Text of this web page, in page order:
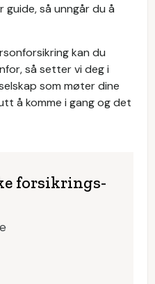
så unngår du å
kan du
så setter vi deg i
som møter dine
å komme i gang og det
forsikrings­